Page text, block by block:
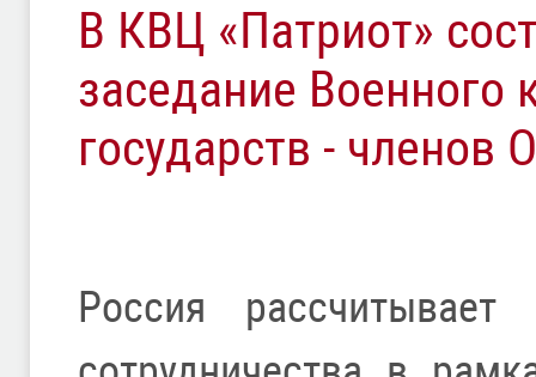
В КВЦ «Патриот»
заседание Военного
государств - членов
Россия